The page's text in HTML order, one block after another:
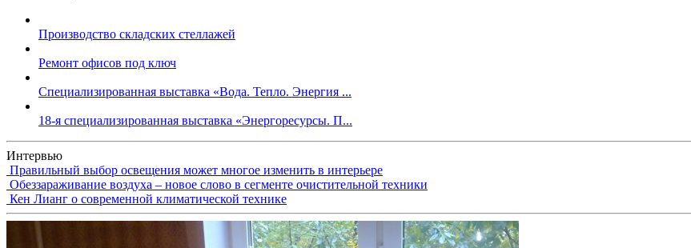
Производство складских стеллажей
Ремонт офисов под ключ
Специализированная выставка «Вода. Тепло. Энергия ...
18-я специализированная выставка «Энергоресурсы. П...
Интервью
Правильный выбор освещения может многое изменить в интерьере
Обеззараживание воздуха – новое слово в сегменте очистительной техники
Кен Лианг о современной климатической технике